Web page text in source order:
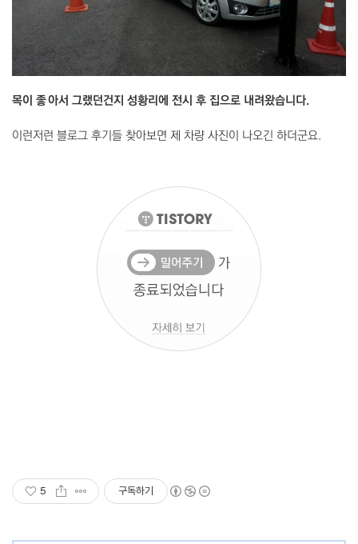
목이 좋아서 그랬던건지 성황리에 전시 후 집으로 내려왔습니다.
이런저런 블로그 후기들 찾아보면 제 차량 사진이 나오긴 하더군요.
5 구독하기